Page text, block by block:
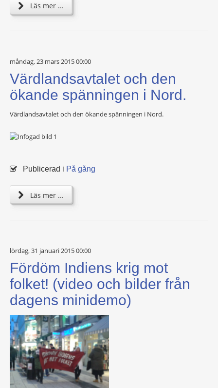
Läs mer ...
måndag, 23 mars 2015 00:00
Värdlandsavtalet och den
ökande spänningen i Nord.
Värdlandsavtalet och den ökande spänningen i Nord.
Publicerad i På gång
Läs mer ...
lördag, 31 januari 2015 00:00
Fördöm Indiens krig mot
folket! (video och bilder från
dagens minidemo)